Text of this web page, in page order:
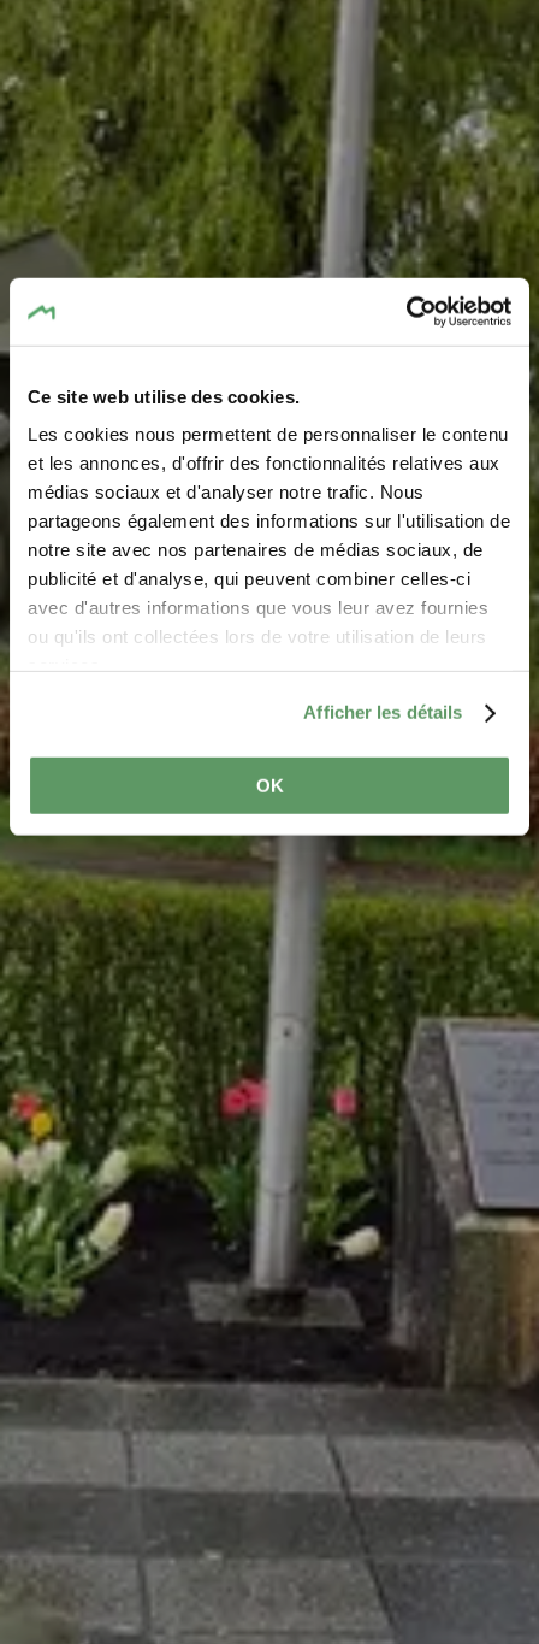
Ce site web utilise des cookies.
Les cookies nous permettent de personnaliser le contenu
et les annonces, d'offrir des fonctionnalités relatives aux
médias sociaux et d'analyser notre trafic. Nous
partageons également des informations sur l'utilisation de
notre site avec nos partenaires de médias sociaux, de
publicité et d'analyse, qui peuvent combiner celles-ci
avec d'autres informations que vous leur avez fournies
ou qu'ils ont collectées lors de votre utilisation de leurs
Afficher les détails
OK
Bombe aus dem 2.
Weltkrieg in Consdorf
Wo? CR137, L-6211 Consdorf